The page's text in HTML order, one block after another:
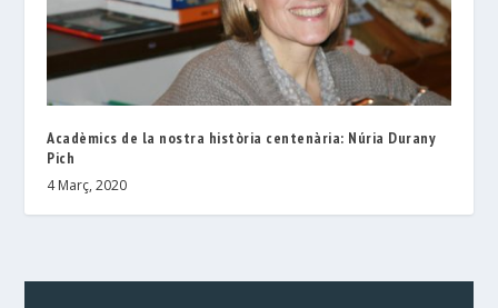
Acadèmics de la nostra història centenària: Núria Durany
Pich
4 Març, 2020